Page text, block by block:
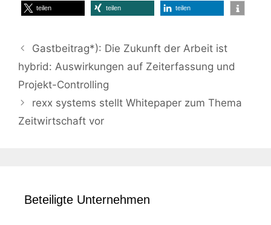
teilen teilen teilen
Gastbeitrag*): Die Zukunft der Arbeit ist
hybrid: Auswirkungen auf Zeiterfassung und
Projekt-Controlling
rexx systems stellt Whitepaper zum Thema
Zeitwirtschaft vor
Beteiligte Unternehmen